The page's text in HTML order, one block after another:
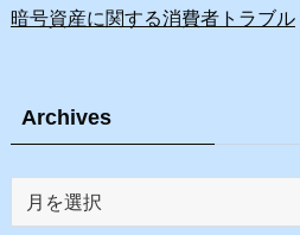
暗号資産に関する消費者トラブル
Archives
Archives